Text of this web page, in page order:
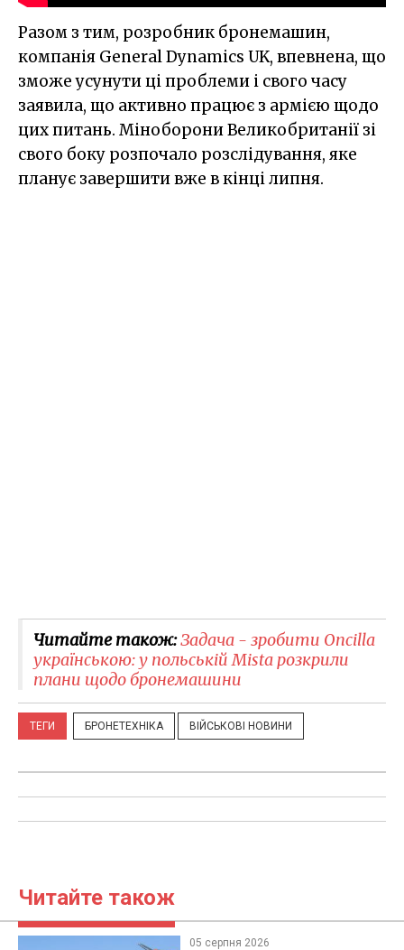
Разом з тим, розробник бронемашин,
компанія General Dynamics UK, впевнена, що
зможе усунути ці проблеми і свого часу
заявила, що активно працює з армією щодо
цих питань. Міноборони Великобританії зі
свого боку розпочало розслідування, яке
планує завершити вже в кінці липня.
Читайте також:Задача - зробити Oncilla
українською: у польській Mista розкрили
плани щодо бронемашини
ТЕГИ БРОНЕТЕХНІКА ВІЙСЬКОВІ НОВИНИ
Читайте також
05 серпня 2026